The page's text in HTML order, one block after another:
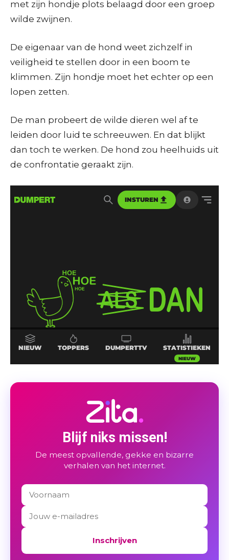
met zijn hondje plots belaagd door een groep
wilde zwijnen.
De eigenaar van de hond weet zichzelf in
veiligheid te stellen door in een boom te
klimmen. Zijn hondje moet het echter op een
lopen zetten.
De man probeert de wilde dieren wel af te
leiden door luid te schreeuwen. En dat blijkt
dan toch te werken. De hond zou heelhuids uit
de confrontatie geraakt zijn.
Blijf niks missen!
De meest opvallende, gekke en bizarre
verhalen van het internet.
Inschrijven